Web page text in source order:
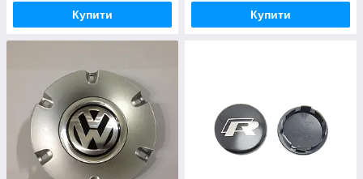
Купити Купити